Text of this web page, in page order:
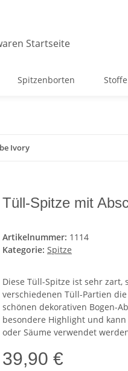
Spitzenborten Stoffe
Ivory
Tüll-Spitze mit
Artikelnummer: 1114
Kategorie: Spitze
Diese Tüll-Spitze ist sehr
verschiedenen Tüll-Partien
schönen dekorativen Bogen-
besondere Highlight und
oder Säume verwendet
39,90 €